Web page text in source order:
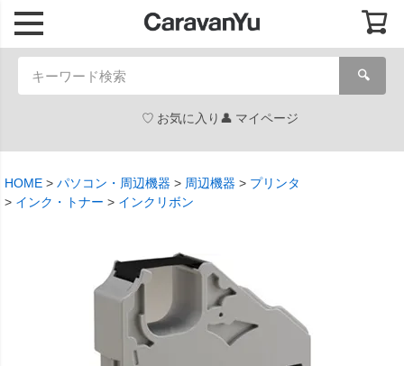
🔍
お気に入り マイページ
HOME パソコン・周辺機器 周辺機器
プリンタ
インク・トナー
インクリボン